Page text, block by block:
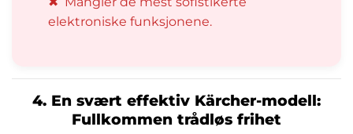
elektroniske funksjonene.
4. En svært effektiv Kärcher-modell:
Fullkommen trådløs frihet